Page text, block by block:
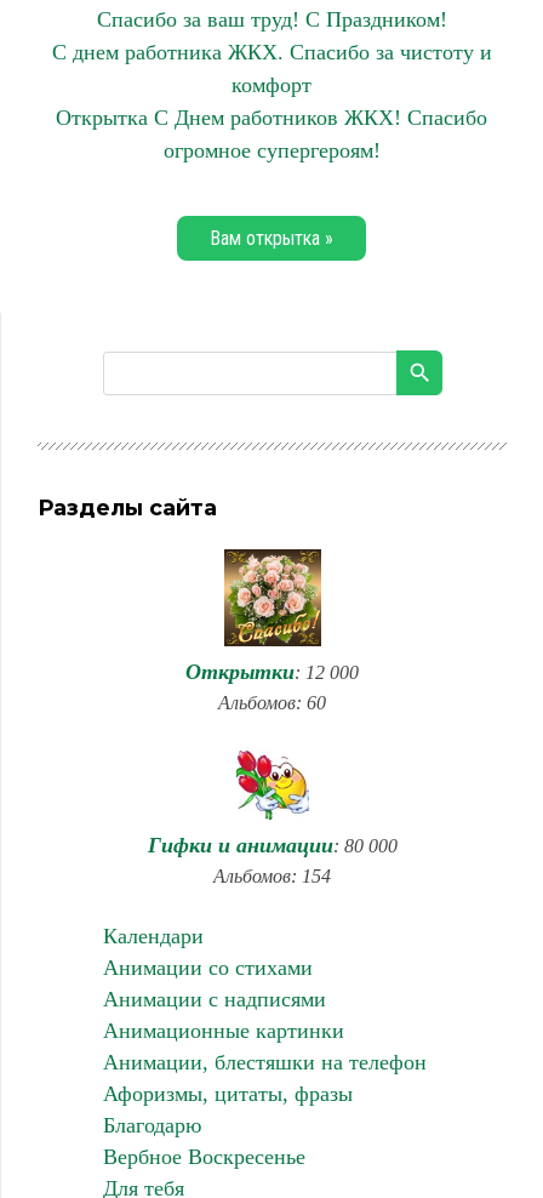
Спасибо за ваш труд! С Праздником!
С днем работника ЖКХ. Спасибо за чистоту и
комфорт
Открытка С Днем работников ЖКХ! Спасибо
огромное супергероям!
Вам открытка »
Разделы сайта
Открытки: 12 000
Альбомов: 60
Гифки и анимации: 80 000
Альбомов: 154
Календари
Анимации со стихами
Анимации с надписями
Анимационные картинки
Анимации, блестяшки на телефон
Афоризмы, цитаты, фразы
Благодарю
Вербное Воскресенье
Для тебя